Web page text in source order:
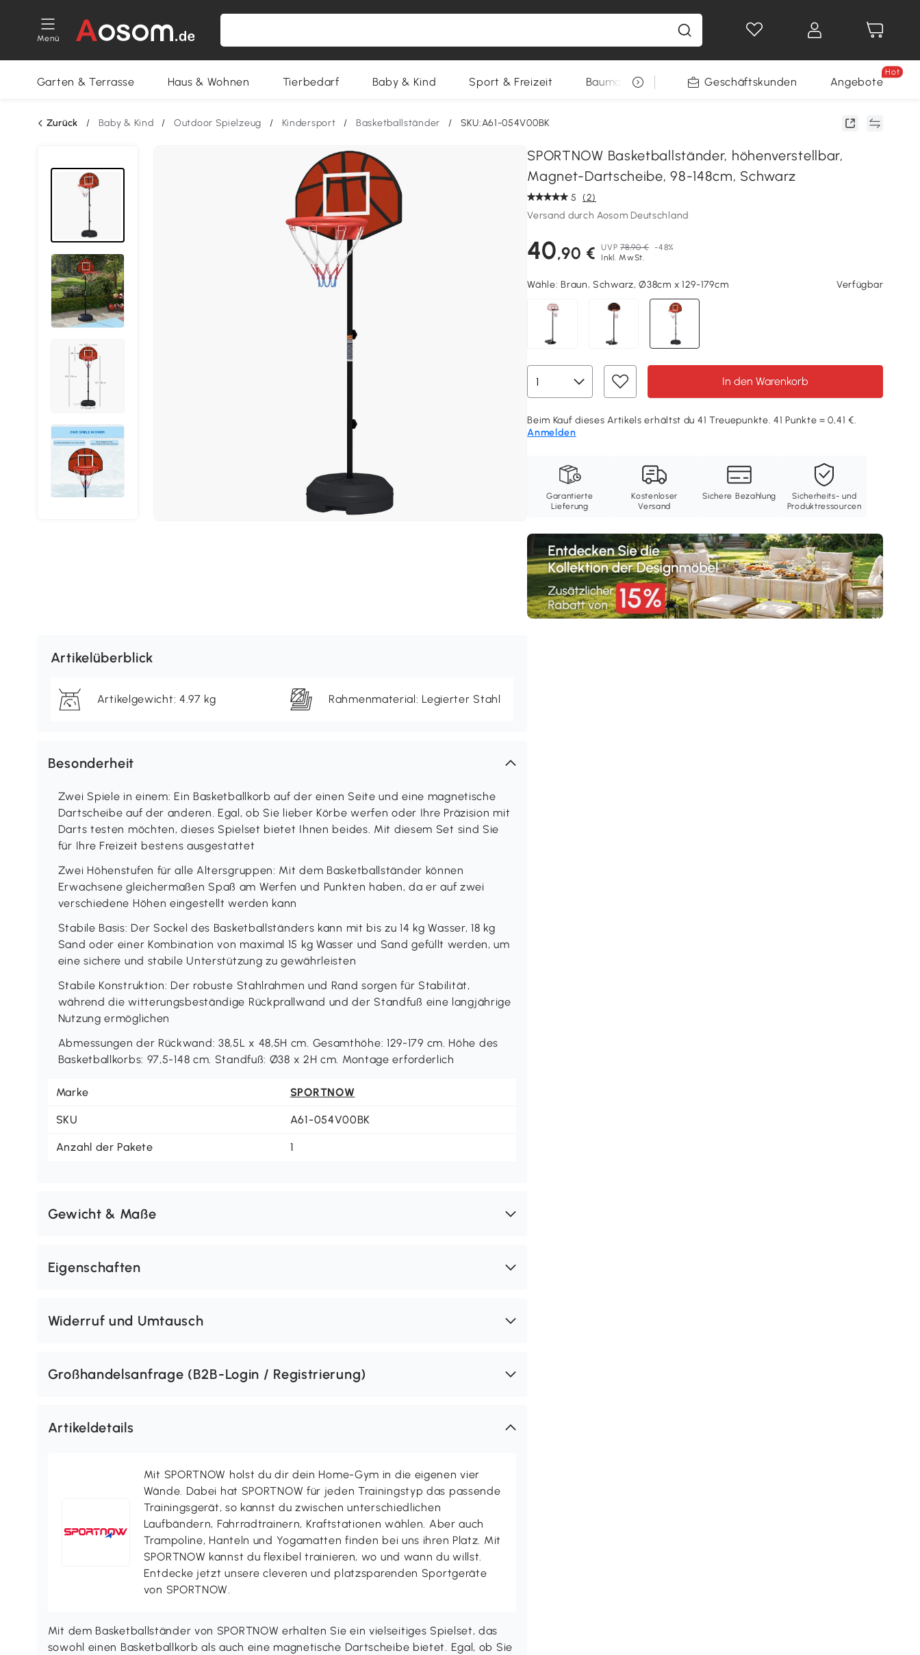
Menü
Gewinnspiele
Garten & Terrasse Haus & Wohnen Tierbedarf Baby & Kind Sport & Freizeit Baumarkt RestpostenGeschäftskunden Angebote
Hot
Zurück / Baby & Kind / Outdoor Spielzeug / Kindersport / Basketballständer / SKU:A61-054V00BK
SPORTNOW Basketballständer, höhenverstellbar,
Magnet-Dartscheibe, 98-148cm, Schwarz
5 (2)
Versand durch Aosom Deutschland
40,90 € UVP 78,90 € -48%
Inkl. MwSt.
Wähle:Braun, Schwarz, Ø38cm x 129-179cm Verfügbar
In den Warenkorb
Beim Kauf dieses Artikels erhältst du 41 Treuepunkte. 41 Punkte = 0,41 €.
Anmelden
Garantierte
Lieferung
Kostenloser
Versand
Sichere Bezahlung
Sicherheits- und
Produktressourcen
Artikelüberblick
Artikelgewicht: 4.97 kg Rahmenmaterial: Legierter Stahl
Besonderheit
Zwei Spiele in einem: Ein Basketballkorb auf der einen Seite und eine magnetische
Dartscheibe auf der anderen. Egal, ob Sie lieber Körbe werfen oder Ihre Präzision mit
Darts testen möchten, dieses Spielset bietet Ihnen beides. Mit diesem Set sind Sie
für Ihre Freizeit bestens ausgestattet
Zwei Höhenstufen für alle Altersgruppen: Mit dem Basketballständer können
Erwachsene gleichermaßen Spaß am Werfen und Punkten haben, da er auf zwei
verschiedene Höhen eingestellt werden kann
Stabile Basis: Der Sockel des Basketballständers kann mit bis zu 14 kg Wasser, 18 kg
Sand oder einer Kombination von maximal 15 kg Wasser und Sand gefüllt werden, um
eine sichere und stabile Unterstützung zu gewährleisten
Stabile Konstruktion: Der robuste Stahlrahmen und Rand sorgen für Stabilität,
während die witterungsbeständige Rückprallwand und der Standfuß eine langjährige
Nutzung ermöglichen
Abmessungen der Rückwand: 38,5L x 48,5H cm. Gesamthöhe: 129-179 cm. Höhe des
Basketballkorbs: 97,5-148 cm. Standfuß: Ø38 x 2H cm. Montage erforderlich
Marke SPORTNOW
SKU A61-054V00BK
Anzahl der Pakete 1
Gewicht & Maße
Eigenschaften
Widerruf und Umtausch
Großhandelsanfrage (B2B-Login / Registrierung)
Artikeldetails
Mit SPORTNOW holst du dir dein Home-Gym in die eigenen vier
Wände. Dabei hat SPORTNOW für jeden Trainingstyp das passende
Trainingsgerät, so kannst du zwischen unterschiedlichen
Laufbändern, Fahrradtrainern, Kraftstationen wählen. Aber auch
Trampoline, Hanteln und Yogamatten finden bei uns ihren Platz. Mit
SPORTNOW kannst du flexibel trainieren, wo und wann du willst.
Entdecke jetzt unsere cleveren und platzsparenden Sportgeräte
von SPORTNOW.
Mit dem Basketballständer von SPORTNOW erhalten Sie ein vielseitiges Spielset, das
sowohl einen Basketballkorb als auch eine magnetische Dartscheibe bietet. Egal, ob Sie